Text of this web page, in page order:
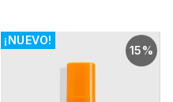
15%
¡NUEVO!